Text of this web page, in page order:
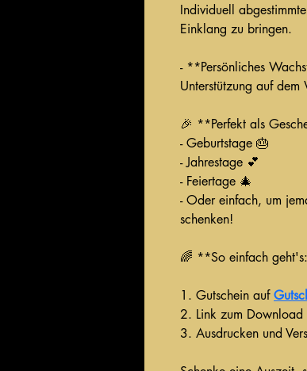
Individuell
Einklang zu bringen.
- **Persönliches
Unterstützung auf
🎉 **Perfekt als
- Geburtstage 🎂
- Jahrestage 💕
- Feiertage 🎄
- Oder einfach, um
schenken!
🌈 **So einfach
1. Gutschein auf
2. Link zum
3. Ausdrucken und